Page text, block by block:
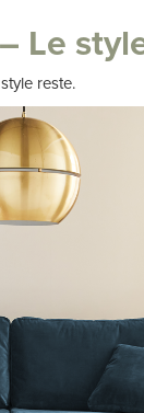
Le
reste.